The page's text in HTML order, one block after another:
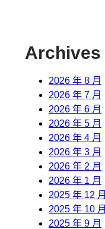
Archives
2026 年 8 月
2026 年 7 月
2026 年 6 月
2026 年 5 月
2026 年 4 月
2026 年 3 月
2026 年 2 月
2026 年 1 月
2025 年 12 月
2025 年 10 月
2025 年 9 月